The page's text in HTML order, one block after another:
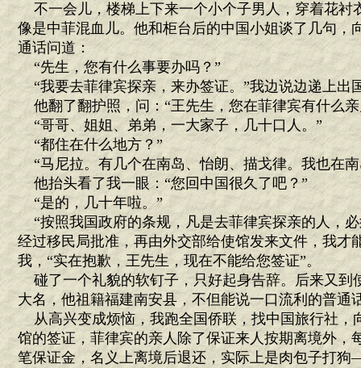
不一会儿，楼梯上下来一个小个子男人，穿着花衬
像是中菲混血儿。他和柜台后的中国小姐谈了几句，
通话问道：
“先生，您有什么事要办吗？”
“我要去菲律宾探亲，来办签证。”我边说边递上出
他翻了翻护照，问：“王先生，您在菲律宾有什么亲
“哥哥、姐姐、弟弟，一大家子，几十口人。”
“都住在什么地方？”
“马尼拉。有几个在南岛、怡朗、描戈律。我也在南
他抬头看了我一眼：“您回中国很久了吧？”
“是的，几十年啦。”
“按照我国政府的条规，凡是去菲律宾探亲的人，
经过移民局批准，再由外交部给使馆发来文件，我才
我，“实在抱歉，王先生，现在不能给您签证”。
碰了一个礼貌的软钉子，只好起身告辞。后来又到
大名，他祖籍福建南安县，不但能说一口流利的普通
从高兴变成烦恼，我跑全国侨联，找中国旅行社，
馆的签证，菲律宾的亲人除了保证来人按期离境外，
笔保证金，名义上离境后退还，实际上是肉包子打